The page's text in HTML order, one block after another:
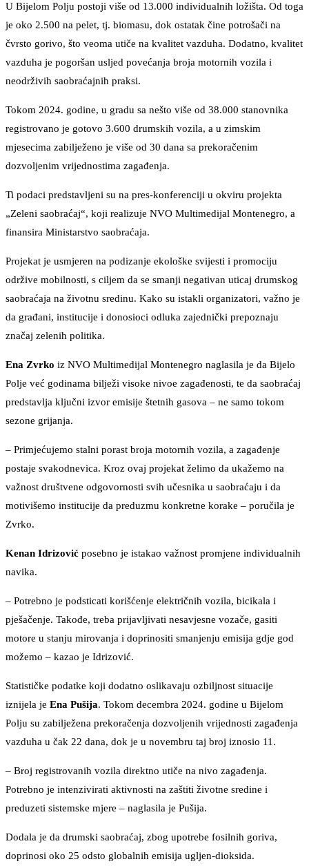
U Bijelom Polju postoji više od 13.000 individualnih ložišta. Od toga
je oko 2.500 na pelet, tj. biomasu, dok ostatak čine potrošači na
čvrsto gorivo, što veoma utiče na kvalitet vazduha. Dodatno, kvalitet
vazduha je pogoršan usljed povećanja broja motornih vozila i
neodrživih saobraćajnih praksi.
Tokom 2024. godine, u gradu sa nešto više od 38.000 stanovnika
registrovano je gotovo 3.600 drumskih vozila, a u zimskim
mjesecima zabilježeno je više od 30 dana sa prekoračenim
dozvoljenim vrijednostima zagađenja.
Ti podaci predstavljeni su na pres-konferenciji u okviru projekta
„Zeleni saobraćaj“, koji realizuje NVO Multimedijal Montenegro, a
finansira Ministarstvo saobraćaja.
Projekat je usmjeren na podizanje ekološke svijesti i promociju
održive mobilnosti, s ciljem da se smanji negativan uticaj drumskog
saobraćaja na životnu sredinu. Kako su istakli organizatori, važno je
da građani, institucije i donosioci odluka zajednički prepoznaju
značaj zelenih politika.
Ena Zvrko iz NVO Multimedijal Montenegro naglasila je da Bijelo
Polje već godinama bilježi visoke nivoe zagađenosti, te da saobraćaj
predstavlja ključni izvor emisije štetnih gasova – ne samo tokom
sezone grijanja.
– Primjećujemo stalni porast broja motornih vozila, a zagađenje
postaje svakodnevica. Kroz ovaj projekat želimo da ukažemo na
važnost društvene odgovornosti svih učesnika u saobraćaju i da
motivišemo institucije da preduzmu konkretne korake – poručila je
Zvrko.
Kenan Idrizović posebno je istakao važnost promjene individualnih
navika.
– Potrebno je podsticati korišćenje električnih vozila, bicikala i
pješačenje. Takođe, treba prijavljivati nesavjesne vozače, gasiti
motore u stanju mirovanja i doprinositi smanjenju emisija gdje god
možemo – kazao je Idrizović.
Statističke podatke koji dodatno oslikavaju ozbiljnost situacije
iznijela je Ena Pušija. Tokom decembra 2024. godine u Bijelom
Polju su zabilježena prekoračenja dozvoljenih vrijednosti zagađenja
vazduha u čak 22 dana, dok je u novembru taj broj iznosio 11.
– Broj registrovanih vozila direktno utiče na nivo zagađenja.
Potrebno je intenzivirati aktivnosti na zaštiti životne sredine i
preduzeti sistemske mjere – naglasila je Pušija.
Dodala je da drumski saobraćaj, zbog upotrebe fosilnih goriva,
doprinosi oko 25 odsto globalnih emisija ugljen-dioksida.